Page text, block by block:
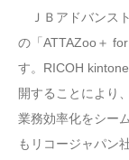
ＪＢアドバンス
の「ATTAZoo＋
す。RICOH
開することにより
業務効率化をシー
もリコージャパン